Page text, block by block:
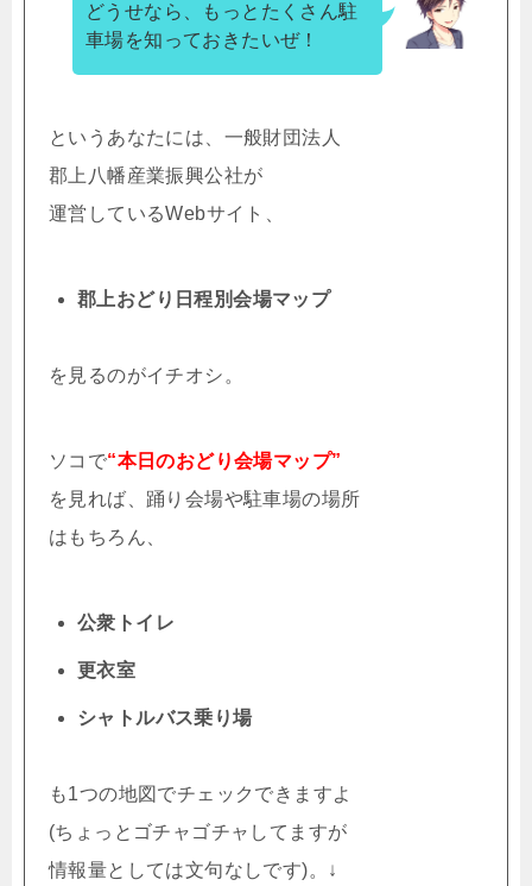
どうせなら、もっとたくさん駐
車場を知っておきたいぜ！
というあなたには、一般財団法人
郡上八幡産業振興公社が
運営しているWebサイト、
郡上おどり日程別会場マップ
を見るのがイチオシ。
ソコで“本日のおどり会場マップ”
を見れば、踊り会場や駐車場の場所
はもちろん、
公衆トイレ
更衣室
シャトルバス乗り場
も1つの地図でチェックできますよ
(ちょっとゴチャゴチャしてますが
情報量としては文句なしです)。↓